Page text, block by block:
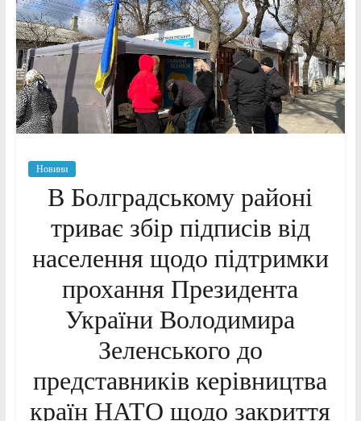
Новини
В Болградському районі
триває збір підписів від
населення щодо підтримки
прохання Президента
України Володимира
Зеленського до
представників керівництва
країн НАТО щодо закриття